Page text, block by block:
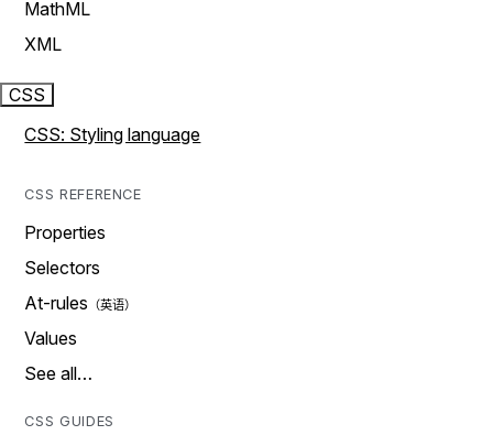
MathML
XML
CSS
CSS: Styling language
CSS REFERENCE
Properties
Selectors
At-rules
Values
See all…
CSS GUIDES